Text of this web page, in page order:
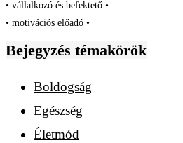
• vállalkozó és befektető •
• motivációs előadó •
Bejegyzés témakörök
Boldogság
Egészség
Életmód